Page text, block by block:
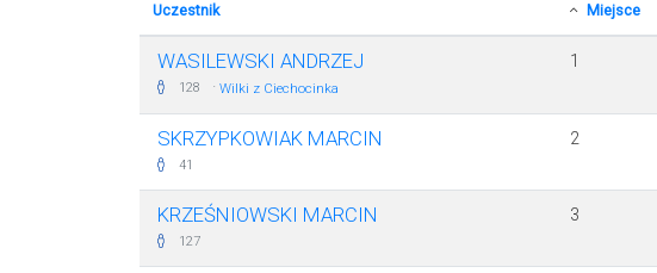
Uczestnik Miejsce
WASILEWSKI ANDRZEJ
128 · Wilki z Ciechocinka
1
SKRZYPKOWIAK MARCIN
41
2
KRZEŚNIOWSKI MARCIN
127
3